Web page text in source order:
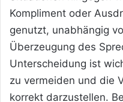
Kompliment oder
genutzt, unabhängig
Überzeugung des
Unterscheidung ist
zu vermeiden und die
korrekt darzustellen.